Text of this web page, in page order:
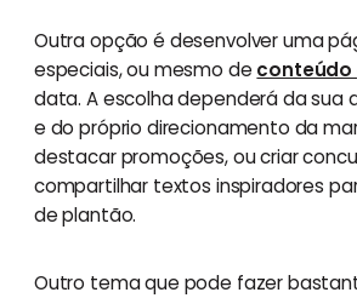
Outra opção é desenvolver uma
especiais, ou mesmo de conteúdo
data. A escolha dependerá da sua
e do próprio direcionamento da
destacar promoções, ou criar
compartilhar textos inspiradores
de plantão.
Outro tema que pode fazer